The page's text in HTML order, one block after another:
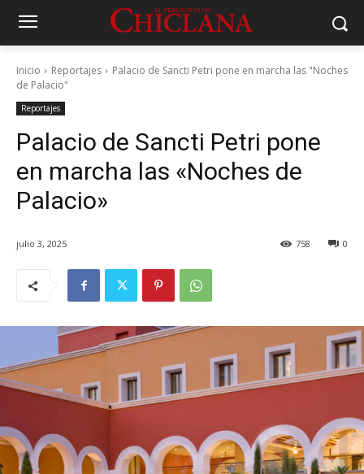
Inicio Reportajes
Palacio de Sancti Petri pone en marcha las "Noches
de Palacio"
Reportajes
Palacio de Sancti Petri pone
en marcha las «Noches de
Palacio»
julio 3, 2025 0
758